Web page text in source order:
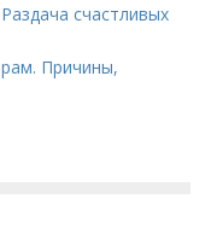
счастливых
Причины,